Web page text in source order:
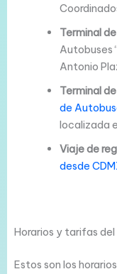
Terminal
Autobuses
Antonio
Terminal
de
localizada
Viaje de
desde
Horarios y tarifas
Estos son los